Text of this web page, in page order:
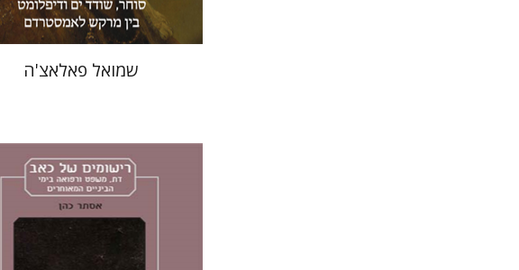
שמואל פאלאצ'ה
אסתר כהן
דורון מגן